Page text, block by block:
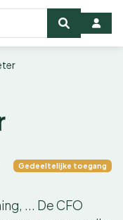
Gedeeltelijke toegang
... De CFO